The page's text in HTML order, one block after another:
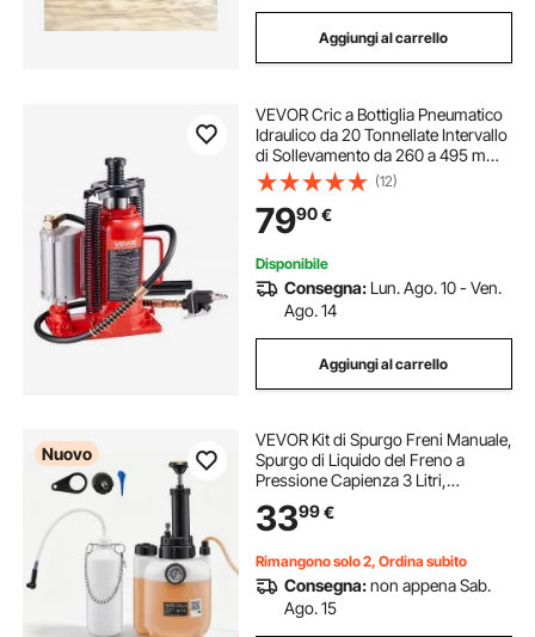
Aggiungi al carrello
VEVOR Cric a Bottiglia Pneumatico
Idraulico da 20 Tonnellate Intervallo
di Sollevamento da 260 a 495 mm,
Martinetto a Bottiglia Pneumatico
Manuale con Pompa per Auto,
Camion, SUV
(12)
7990€
Disponibile
Consegna: Lun. Ago. 10 - Ven.
Ago. 14
Aggiungi al carrello
Nuovo
VEVOR Kit di Spurgo Freni Manuale,
Spurgo di Liquido del Freno a
Pressione Capienza 3 Litri,
Attrezzatura per Ricambio Liquido
Bottiglia di Recupero 1L Adattatore
3399€
Rimangono solo 2, Ordina subito
Consegna:non appena Sab.
Ago. 15